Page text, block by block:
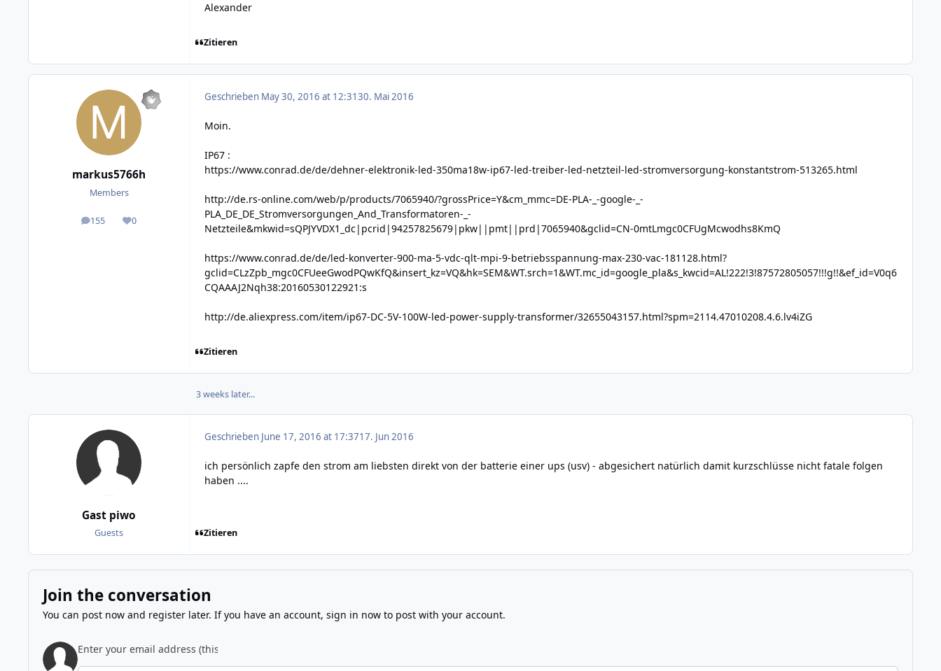
Alexander
Zitieren
markus5766h
Members
155
posts 0
Reputation
Geschrieben May 30, 2016 at 12:3130. Mai 2016
Moin.
IP67 :
https://www.conrad.de/de/dehner-elektronik-led-350ma18w-ip67-led-treiber-led-netzteil-led-stromversorgung-konstantstrom-513265.html
http://de.rs-online.com/web/p/products/7065940/?grossPrice=Y&cm_mmc=DE-PLA-_-google-_-
PLA_DE_DE_Stromversorgungen_And_Transformatoren-_-
Netzteile&mkwid=sQPJYVDX1_dc|pcrid|94257825679|pkw||pmt||prd|7065940&gclid=CN-0mtLmgc0CFUgMcwodhs8KmQ
https://www.conrad.de/de/led-konverter-900-ma-5-vdc-qlt-mpi-9-betriebsspannung-max-230-vac-181128.html?
gclid=CLzZpb_mgc0CFUeeGwodPQwKfQ&insert_kz=VQ&hk=SEM&WT.srch=1&WT.mc_id=google_pla&s_kwcid=AL!222!3!87572805057!!!g!!&ef_id=V0q6
CQAAAJ2Nqh38:20160530122921:s
http://de.aliexpress.com/item/ip67-DC-5V-100W-led-power-supply-transformer/32655043157.html?spm=2114.47010208.4.6.lv4iZG
Zitieren
3 weeks later...
Gast piwo
Guests
Geschrieben June 17, 2016 at 17:3717. Jun 2016
ich persönlich zapfe den strom am liebsten direkt von der batterie einer ups (usv) - abgesichert natürlich damit kurzschlüsse nicht fatale folgen
haben ....
Zitieren
Join the conversation
You can post now and register later. If you have an account, sign in nowto post with your account.